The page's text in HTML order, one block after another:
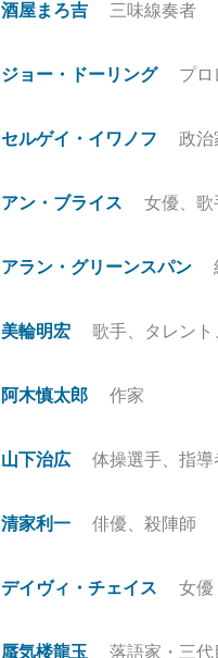
酒屋まろ吉 三味線奏者
ジョー・ドーリング プロ
セルゲイ・イワノフ 政治
アン・ブライス 女優、歌
アラン・グリーンスパン
美輪明宏 歌手、タレント
阿木慎太郎 作家
山下治広 体操選手、指導
清家利一 俳優、殺陣師
デイヴィ・チェイス 女優
蜃気楼龍玉 落語家・三代